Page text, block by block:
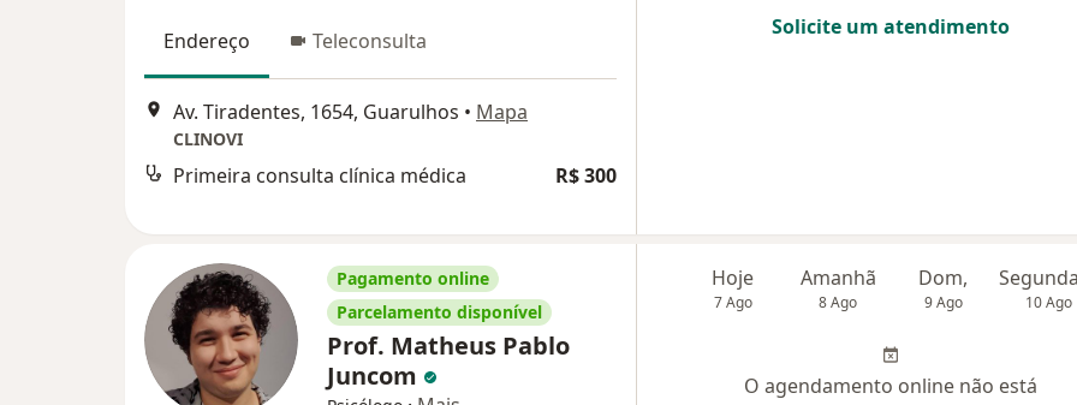
Endereço Teleconsulta
Av. Tiradentes, 1654, Guarulhos • Mapa
CLINOVI
Primeira consulta clínica médica R$ 300
Solicite um atendimento
Pagamento online
Parcelamento disponível
Prof. Matheus Pablo
Juncom
Hoje
7 Ago
Amanhã
8 Ago
Dom,
9 Ago 10 Ago
O agendamento online não está